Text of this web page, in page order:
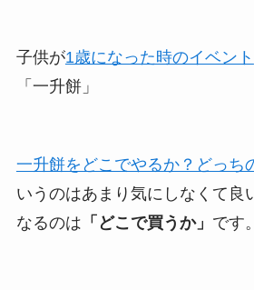
子供が1歳になった時のイベント
「一升餅」
一升餅をどこでやるか？どっち
いうのはあまり気にしなくて良
なるのは 「どこで買うか」 です。